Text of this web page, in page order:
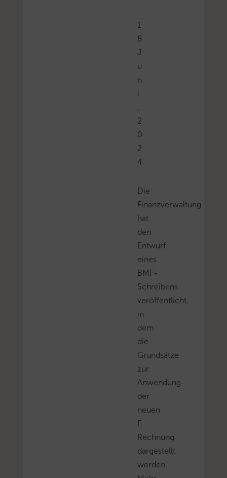
1
8
J
u
n
i
,
2
0
2
4
Die
Finanzverwaltung
hat
den
Entwurf
eines
BMF-
Schreibens
veröffentlicht,
in
dem
die
Grundsätze
zur
Anwendung
der
neuen
E-
Rechnung
dargestellt
werden.